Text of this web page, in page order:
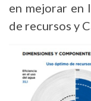
en mejorar en
de recursos y